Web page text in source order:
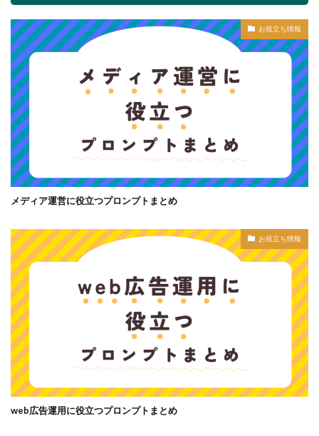
お役立ち情報
メディア運営に役立つプロンプトまとめ
お役立ち情報
web広告運用に役立つプロンプトまとめ